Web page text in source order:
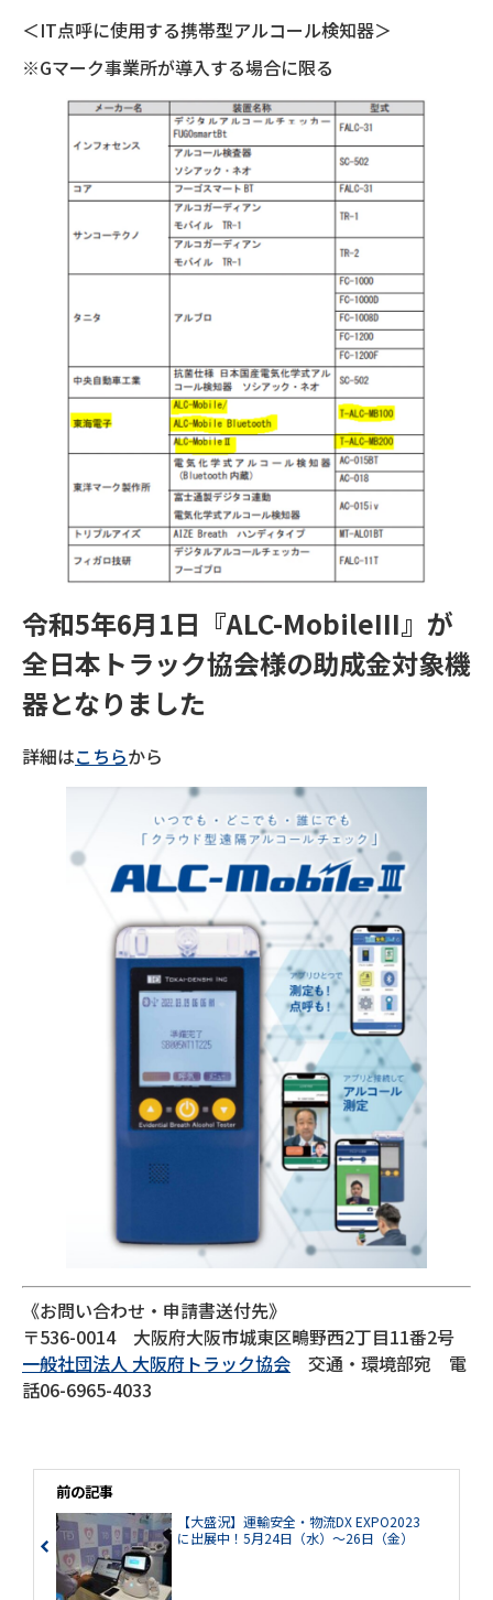
＜IT点呼に使用する携帯型アルコール検知器＞
※Gマーク事業所が導入する場合に限る
令和5年6月1日『ALC-MobileIII』が
全日本トラック協会様の助成金対象機
器となりました
詳細はこちらから
《お問い合わせ・申請書送付先》
〒536-0014 大阪府大阪市城東区鴫野西2丁目11番2号
一般社団法人 大阪府トラック協会 交通・環境部宛 電
話06-6965-4033
前の記事
【大盛況】運輸安全・物流DX EXPO2023
に出展中！5月24日（水）～26日（金）